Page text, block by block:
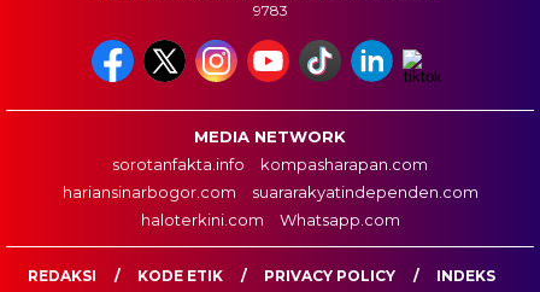
9783
MEDIA NETWORK
sorotanfakta.info
kompasharapan.com
hariansinarbogor.com
suararakyatindependen.com
haloterkini.com
Whatsapp.com
REDAKSI KODE ETIK PRIVACY POLICY INDEKS